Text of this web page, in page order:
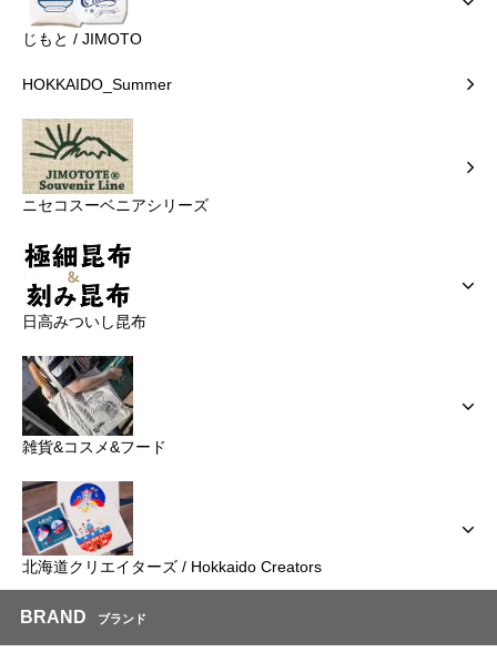
じもと / JIMOTO
HOKKAIDO_Summer
ニセコスーベニアシリーズ
日高みついし昆布
雑貨&コスメ&フード
北海道クリエイターズ / Hokkaido Creators
BRAND ブランド